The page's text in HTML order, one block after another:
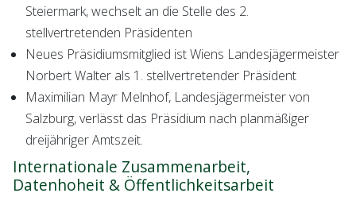
Steiermark, wechselt an die Stelle des 2.
stellvertretenden Präsidenten
Neues Präsidiumsmitglied ist Wiens Landesjägermeister
Norbert Walter als 1. stellvertretender Präsident
Maximilian Mayr Melnhof, Landesjägermeister von
Salzburg, verlässt das Präsidium nach planmäßiger
dreijähriger Amtszeit.
Internationale Zusammenarbeit,
Datenhoheit & Öffentlichkeitsarbeit